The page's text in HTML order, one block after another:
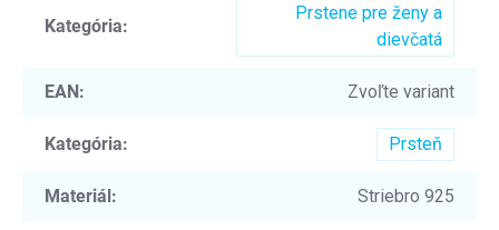
Kategória:
Prstene pre ženy a
dievčatá
EAN: Zvoľte variant
Kategória: Prsteň
Materiál: Striebro 925